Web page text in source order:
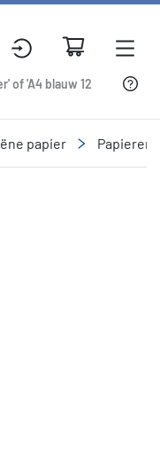
papier Papieren